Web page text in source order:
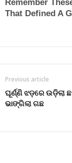
Previous article
ଘୂର୍ଣ୍ଣି ଝଡ଼ରେ ଉଡ଼ିଲା
ଭାଙ୍ଗିଲା ଗଛ